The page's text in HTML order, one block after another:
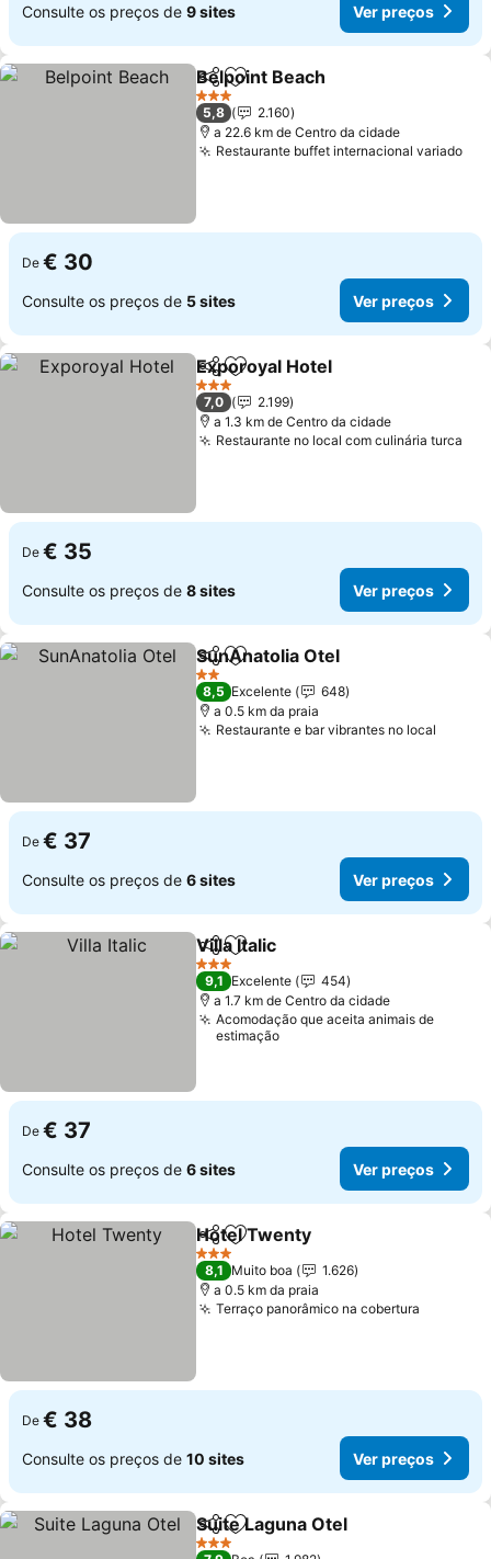
Consulte os preços de 9 sites Ver preços
PartilharAdicionar aos favoritos
Belpoint Beach
3 Estrelas
5,8
2.160
a 22.6 km de Centro da cidade
Restaurante buffet internacional variado
De € 30
Consulte os preços de 5 sites Ver preços
PartilharAdicionar aos favoritos
Exporoyal Hotel
3 Estrelas
7,0
2.199
a 1.3 km de Centro da cidade
Restaurante no local com culinária turca
De € 35
Consulte os preços de 8 sites Ver preços
PartilharAdicionar aos favoritos
SunAnatolia Otel
2 Estrelas
8,5 Excelente
648
a 0.5 km da praia
Restaurante e bar vibrantes no local
De € 37
Consulte os preços de 6 sites Ver preços
PartilharAdicionar aos favoritos
Villa Italic
3 Estrelas
9,1 Excelente
454
a 1.7 km de Centro da cidade
Acomodação que aceita animais de
estimação
De € 37
Consulte os preços de 6 sites Ver preços
PartilharAdicionar aos favoritos
Hotel Twenty
3 Estrelas
8,1 Muito boa
1.626
a 0.5 km da praia
Terraço panorâmico na cobertura
De € 38
Consulte os preços de 10 sites Ver preços
PartilharAdicionar aos favoritos
Suite Laguna Otel
3 Estrelas